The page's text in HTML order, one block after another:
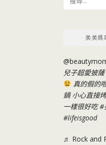
尋
美美
兒子超愛披
真的假的
鍋 小心直接
一樣很好吃#
#lifeisgood
♬ Rock and